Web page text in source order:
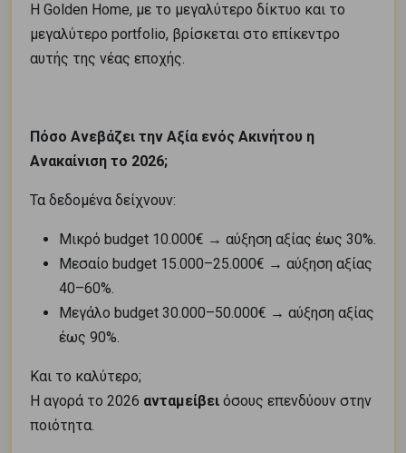
Η Golden Home, με το μεγαλύτερο δίκτυο και το
μεγαλύτερο portfolio, βρίσκεται στο επίκεντρο
αυτής της νέας εποχής.
Πόσο Ανεβάζει την Αξία ενός Ακινήτου η
Ανακαίνιση το 2026;
Τα δεδομένα δείχνουν:
Μικρό budget 10.000€ → αύξηση αξίας έως 30%.
Μεσαίο budget 15.000–25.000€ → αύξηση αξίας
40–60%.
Μεγάλο budget 30.000–50.000€ → αύξηση αξίας
έως 90%.
Και το καλύτερο;
Η αγορά το 2026 ανταμείβει όσους επενδύουν στην
ποιότητα.